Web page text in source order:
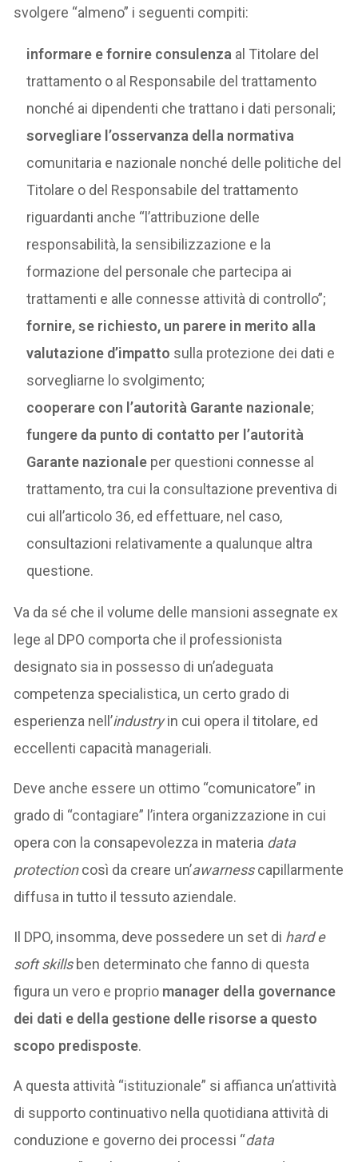
svolgere “almeno” i seguenti compiti:
informare e fornire consulenza al Titolare del
trattamento o al Responsabile del trattamento
nonché ai dipendenti che trattano i dati personali;
sorvegliare l’osservanza della normativa
comunitaria e nazionale nonché delle politiche del
Titolare o del Responsabile del trattamento
riguardanti anche “l’attribuzione delle
responsabilità, la sensibilizzazione e la
formazione del personale che partecipa ai
trattamenti e alle connesse attività di controllo”;
fornire, se richiesto, un parere in merito alla
valutazione d’impatto sulla protezione dei dati e
sorvegliarne lo svolgimento;
cooperare con l’autorità Garante nazionale;
fungere da punto di contatto per l’autorità
Garante nazionale per questioni connesse al
trattamento, tra cui la consultazione preventiva di
cui all’articolo 36, ed effettuare, nel caso,
consultazioni relativamente a qualunque altra
questione.
Va da sé che il volume delle mansioni assegnate ex
lege al DPO comporta che il professionista
designato sia in possesso di un’adeguata
competenza specialistica, un certo grado di
esperienza nell’industryin cui opera il titolare, ed
eccellenti capacità manageriali.
Deve anche essere un ottimo “comunicatore” in
grado di “contagiare” l’intera organizzazione in cui
opera con la consapevolezza in materia data
protectioncosì da creare un’awarnesscapillarmente
diffusa in tutto il tessuto aziendale.
Il DPO, insomma, deve possedere un set di hard e
soft skillsben determinato che fanno di questa
figura un vero e proprio manager della governance
dei dati e della gestione delle risorse a questo
scopo predisposte.
A questa attività “istituzionale” si affianca un’attività
di supporto continuativo nella quotidiana attività di
conduzione e governo dei processi “data